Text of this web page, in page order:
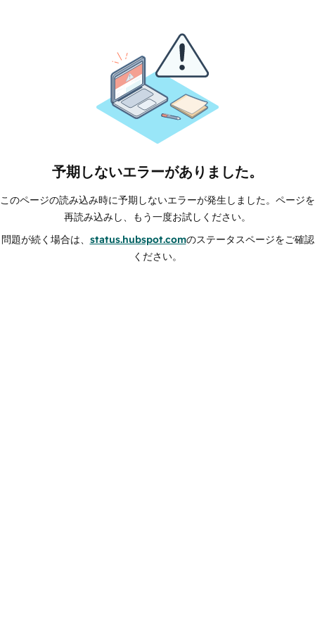
予期しないエラーがありました。
このページの読み込み時に予期しないエラーが発生しました。ページを
再読み込みし、もう一度お試しください。
問題が続く場合は、 status.hubspot.comのステータスページをご確認
ください。